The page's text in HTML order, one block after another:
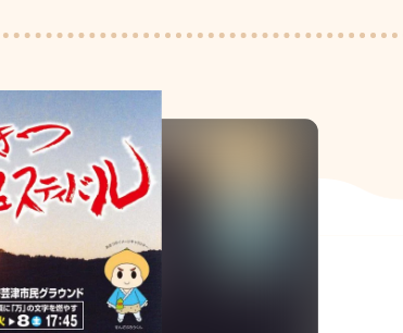
プライバシーポリシー